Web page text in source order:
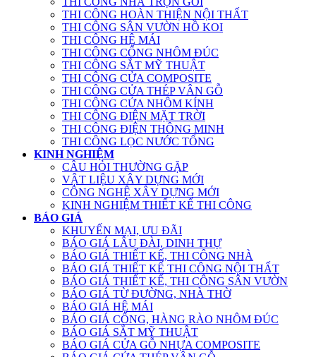
THI CÔNG HOÀN THIỆN NỘI THẤT
THI CÔNG SÂN VƯỜN HỒ KOI
THI CÔNG HỆ MÁI
THI CÔNG CỔNG NHÔM ĐÚC
THI CÔNG SẮT MỸ THUẬT
THI CÔNG CỬA COMPOSITE
THI CÔNG CỬA THÉP VÂN GỖ
THI CÔNG CỬA NHÔM KÍNH
THI CÔNG ĐIỆN MẶT TRỜI
THI CÔNG ĐIỆN THÔNG MINH
THI CÔNG LỌC NƯỚC TỔNG
KINH NGHIỆM
CÂU HỎI THƯỜNG GẶP
VẬT LIỆU XÂY DỰNG MỚI
CÔNG NGHỆ XÂY DỰNG MỚI
KINH NGHIỆM THIẾT KẾ THI CÔNG
BÁO GIÁ
KHUYẾN MẠI, ƯU ĐÃI
BÁO GIÁ LÂU ĐÀI, DINH THỰ
BÁO GIÁ THIẾT KẾ, THI CÔNG NHÀ
BÁO GIÁ THIẾT KẾ THI CÔNG NỘI THẤT
BÁO GIÁ THIẾT KẾ, THI CÔNG SÂN VƯỜN
BÁO GIÁ TỪ ĐƯỜNG, NHÀ THỜ
BÁO GIÁ HỆ MÁI
BÁO GIÁ CỔNG, HÀNG RÀO NHÔM ĐÚC
BÁO GIÁ SẮT MỸ THUẬT
BÁO GIÁ CỬA GỖ NHỰA COMPOSITE